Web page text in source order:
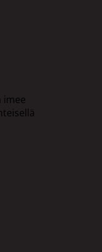
imee